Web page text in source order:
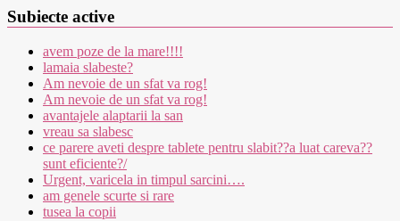
Subiecte active
avem poze de la mare!!!!
lamaia slabeste?
Am nevoie de un sfat va rog!
Am nevoie de un sfat va rog!
avantajele alaptarii la san
vreau sa slabesc
ce parere aveti despre tablete pentru slabit??a luat careva??
sunt eficiente?/
Urgent, varicela in timpul sarcini….
am genele scurte si rare
tusea la copii